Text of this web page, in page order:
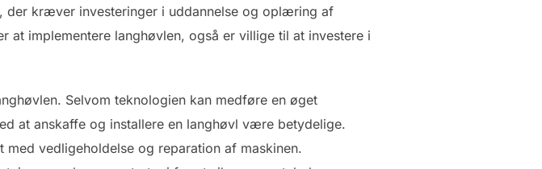
kræver investeringer i uddannelse og oplæring af
implementere langhøvlen, også er villige til at investere i
Selvom teknologien kan medføre en øget
at anskaffe og installere en langhøvl være betydelige.
vedligeholdelse og reparation af maskinen.